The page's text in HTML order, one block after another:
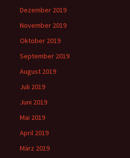
Dezember 2019
November 2019
Oktober 2019
September 2019
August 2019
Juli 2019
Juni 2019
Mai 2019
April 2019
März 2019